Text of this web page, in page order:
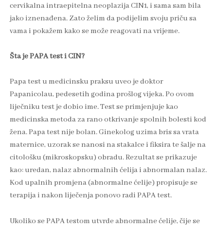
cervikalna intraepitelna neoplazija CIN1, i sama sam bila
jako iznenađena. Zato želim da podijelim svoju priču sa
vama i pokažem kako se može reagovati na vrijeme.
Šta je PAPA test i CIN?
Papa test u medicinsku praksu uveo je doktor
Papanicolau, pedesetih godina prošlog vijeka. Po ovom
liječniku test je dobio ime. Test se primjenjuje kao
medicinska metoda za rano otkrivanje spolnih bolesti kod
žena. Papa test nije bolan. Ginekolog uzima bris sa vrata
maternice, uzorak se nanosi na stakalce i fiksira te šalje na
citološku (mikroskopsku) obradu. Rezultat se prikazuje
kao: uredan, nalaz abnormalnih ćelija i abnormalan nalaz.
Kod upalnih promjena (abnormalne ćelije) propisuje se
terapija i nakon liječenja ponovo radi PAPA test.
Ukoliko se PAPA testom utvrde abnormalne ćelije, čije se